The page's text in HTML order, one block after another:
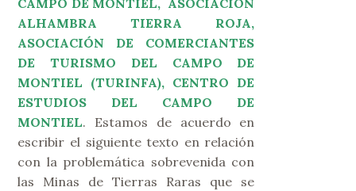
CAMPO DE MONTIEL, ASOCIACIÓN
ALHAMBRA TIERRA ROJA,
ASOCIACIÓN DE COMERCIANTES
DE TURISMO DEL CAMPO DE
MONTIEL (TURINFA), CENTRO DE
ESTUDIOS DEL CAMPO DE
MONTIEL. Estamos de acuerdo en
escribir el siguiente texto en relación
con la problemática sobrevenida con
las Minas de Tierras Raras que se